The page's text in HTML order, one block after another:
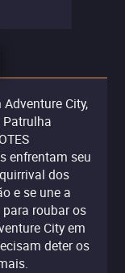
City,
enfrentam seu
dos
e se une a
roubar os
City em
deter os